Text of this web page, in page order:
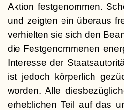
Aktion festgenommen.
und zeigten ein überaus
verhielten sie sich den
die Festgenommenen
Interesse der
ist jedoch körperlich
worden. Alle
erheblichen Teil auf das